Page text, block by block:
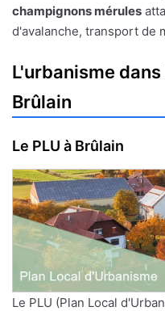
champignons mérules
d'avalanche, transport de
L'urbanisme
Brûlain
Le PLU à Brûlain
Le PLU (Plan Local